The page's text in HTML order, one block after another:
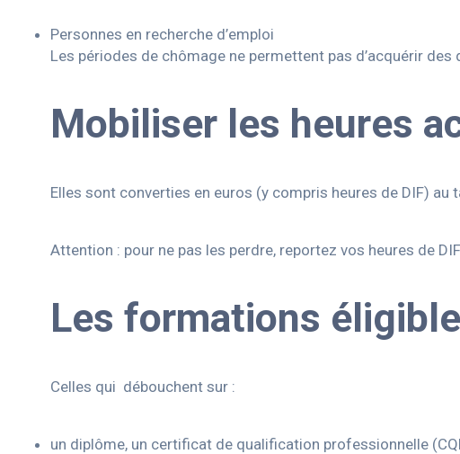
Personnes en recherche d’emploi
Les périodes de chômage ne permettent pas d’acquérir
Mobiliser les heures
Elles sont converties en euros (y compris heures de DIF) au
Attention : pour ne pas les perdre, reportez vos heures de
Les formations
Celles qui débouchent sur :
un diplôme, un certificat de qualification professionnelle